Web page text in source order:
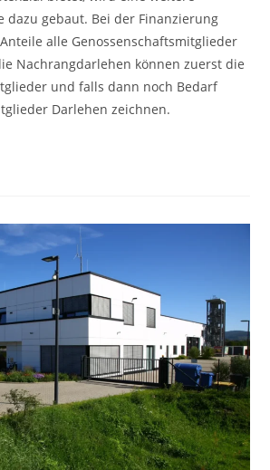
dazu gebaut. Bei der Finanzierung
alle Genossenschaftsmitglieder
Nachrangdarlehen können zuerst die
und falls dann noch Bedarf
Darlehen zeichnen.